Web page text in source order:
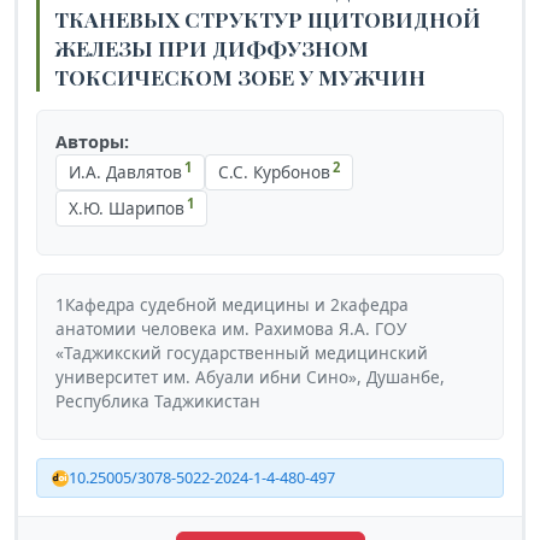
ТКАНЕВЫХ СТРУКТУР ЩИТОВИДНОЙ
ЖЕЛЕЗЫ ПРИ ДИФФУЗНОМ
ТОКСИЧЕСКОМ ЗОБЕ У МУЖЧИН
Авторы:
И.А. Давлятов1 С.С. Курбонов2
Х.Ю. Шарипов1
1Кафедра судебной медицины и 2кафедра
анатомии человека им. Рахимова Я.А. ГОУ
«Таджикский государственный медицинский
университет им. Абуали ибни Сино», Душанбе,
Республика Таджикистан
10.25005/3078-5022-2024-1-4-480-497